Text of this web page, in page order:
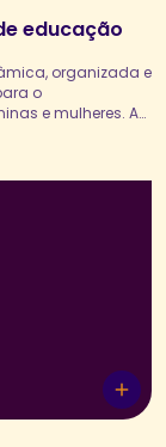
educação
organizada e
o
e mulheres. A